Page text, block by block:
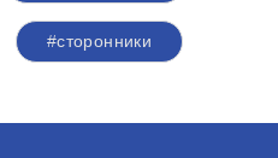
#сторонники